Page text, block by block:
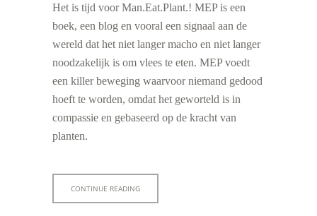
Het is tijd voor Man.Eat.Plant.! MEP is een
boek, een blog en vooral een signaal aan de
wereld dat het niet langer macho en niet langer
noodzakelijk is om vlees te eten. MEP voedt
een killer beweging waarvoor niemand gedood
hoeft te worden, omdat het geworteld is in
compassie en gebaseerd op de kracht van
planten.
CONTINUE READING